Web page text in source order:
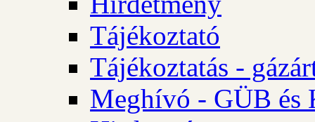
Tájékoztató
Tájékoztatás -
Meghívó - GÜB és